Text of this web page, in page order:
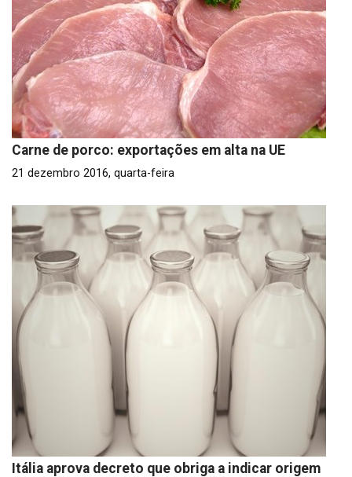
Carne de porco: exportações em alta na UE
21 dezembro 2016, quarta-feira
Itália aprova decreto que obriga a indicar origem